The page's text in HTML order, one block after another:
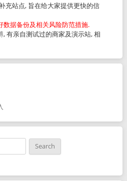
充站点, 旨在给大家提供更快的信
数据备份及相关风险防范措施.
, 有亲自测试过的商家及演示站, 相